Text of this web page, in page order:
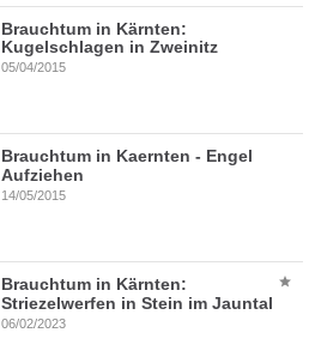
Brauchtum in Kärnten:
Kugelschlagen in Zweinitz
05/04/2015
Brauchtum in Kaernten - Engel
Aufziehen
14/05/2015
Brauchtum in Kärnten:
Striezelwerfen in Stein im Jauntal
06/02/2023